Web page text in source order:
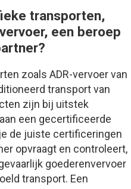
transporten,
een beroep
zoals ADR-vervoer van
transport van
zijn bij uitstek
een gecertificeerde
de juiste certificeringen
opvraagt en controleert,
goederenvervoer
transport. Een